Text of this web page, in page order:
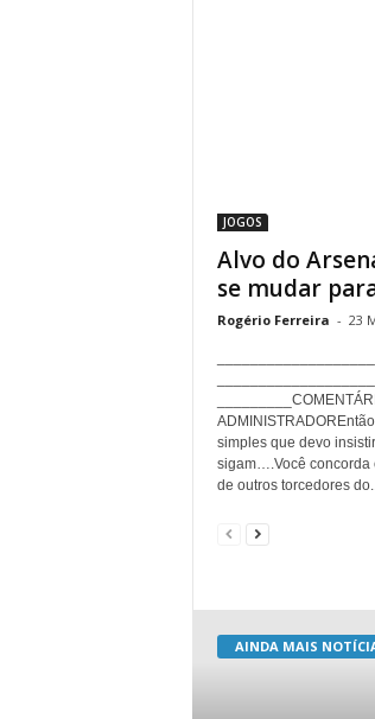
JOGOS
Alvo do
se mudar
Rogério Ferreira - 23
simples que devo
sigam….Você concorda
de outros torcedores
AINDA MAIS